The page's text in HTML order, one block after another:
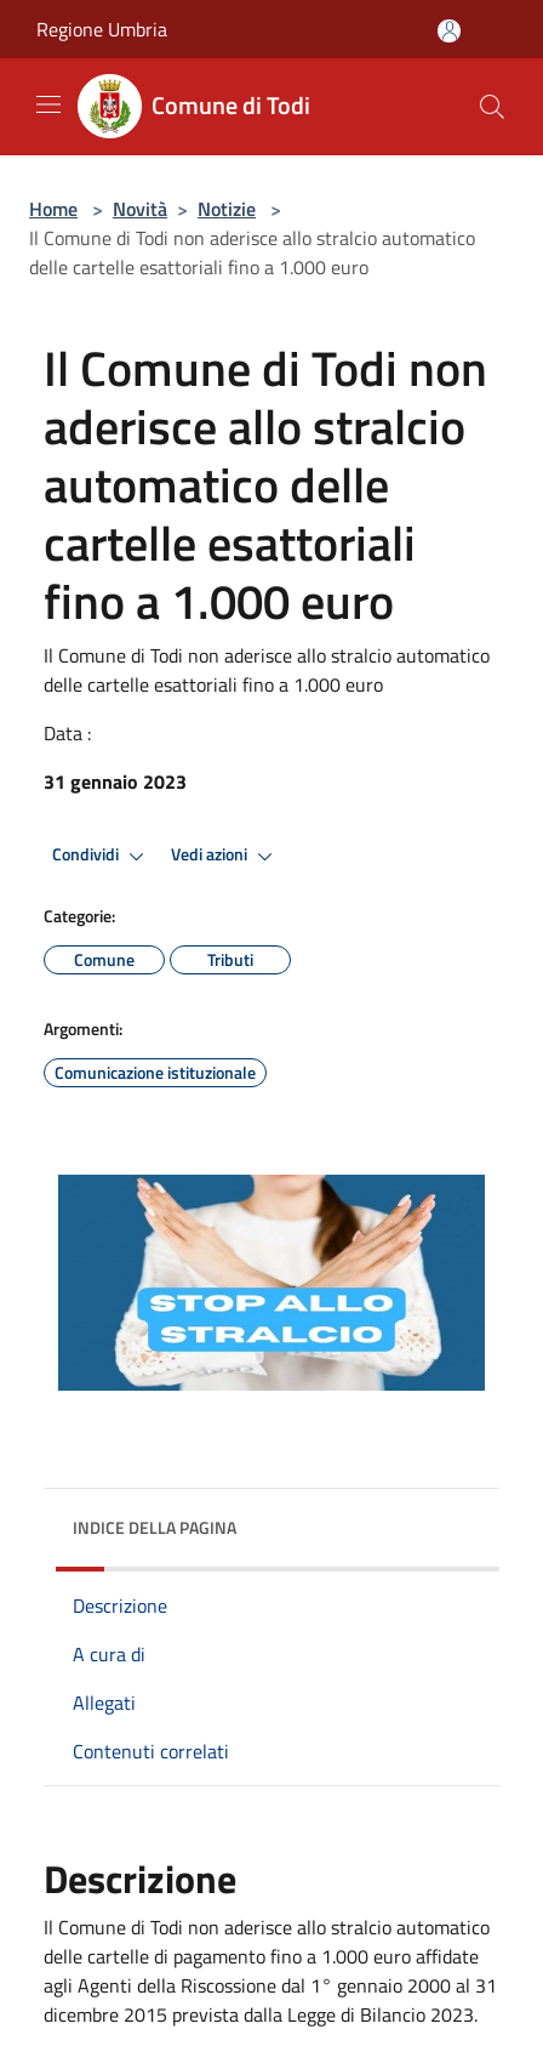
Regione Umbria
Comune di Todi
Home > Novità > Notizie >
Il Comune di Todi non aderisce allo stralcio automatico
delle cartelle esattoriali fino a 1.000 euro
Il Comune di Todi non
aderisce allo stralcio
automatico delle
cartelle esattoriali
fino a 1.000 euro
Il Comune di Todi non aderisce allo stralcio automatico
delle cartelle esattoriali fino a 1.000 euro
Data :
31 gennaio 2023
Condividi Vedi azioni
Categorie:
Comune
Tributi
Argomenti:
Comunicazione istituzionale
INDICE DELLA PAGINA
Descrizione
A cura di
Allegati
Contenuti correlati
Descrizione
Il Comune di Todi non aderisce allo stralcio automatico
delle cartelle di pagamento fino a 1.000 euro affidate
agli Agenti della Riscossione dal 1° gennaio 2000 al 31
dicembre 2015 prevista dalla Legge di Bilancio 2023.